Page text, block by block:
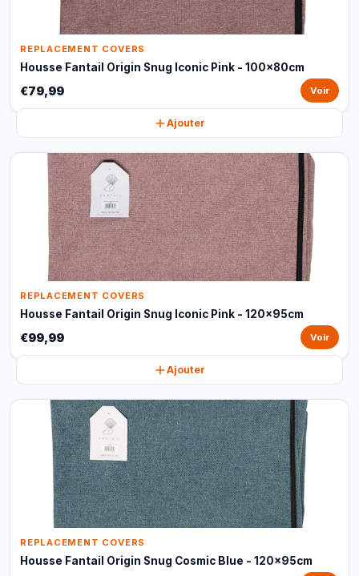
REPLACEMENT COVERS
Housse Fantail Origin Snug Iconic Pink - 100x80cm
€79,99 Voir
Ajouter
REPLACEMENT COVERS
Housse Fantail Origin Snug Iconic Pink - 120x95cm
€99,99 Voir
Ajouter
REPLACEMENT COVERS
Housse Fantail Origin Snug Cosmic Blue - 120x95cm